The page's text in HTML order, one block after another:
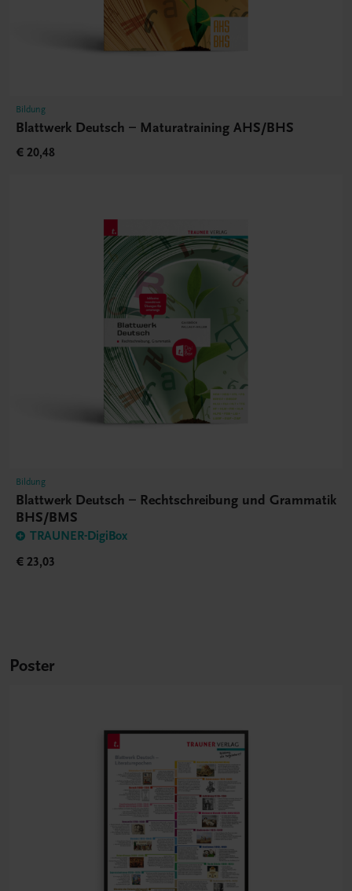
Bildung
Blattwerk Deutsch – Maturatraining AHS/BHS
€ 20,48
Bildung
Blattwerk Deutsch – Rechtschreibung und Grammatik
BHS/BMS
TRAUNER-DigiBox
€ 23,03
Poster